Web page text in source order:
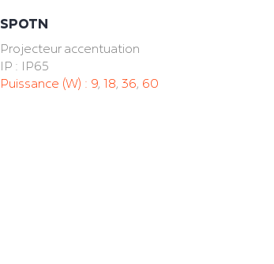
SPOTN
Projecteur accentuation
IP : IP65
Puissance (W) : 9, 18, 36, 60